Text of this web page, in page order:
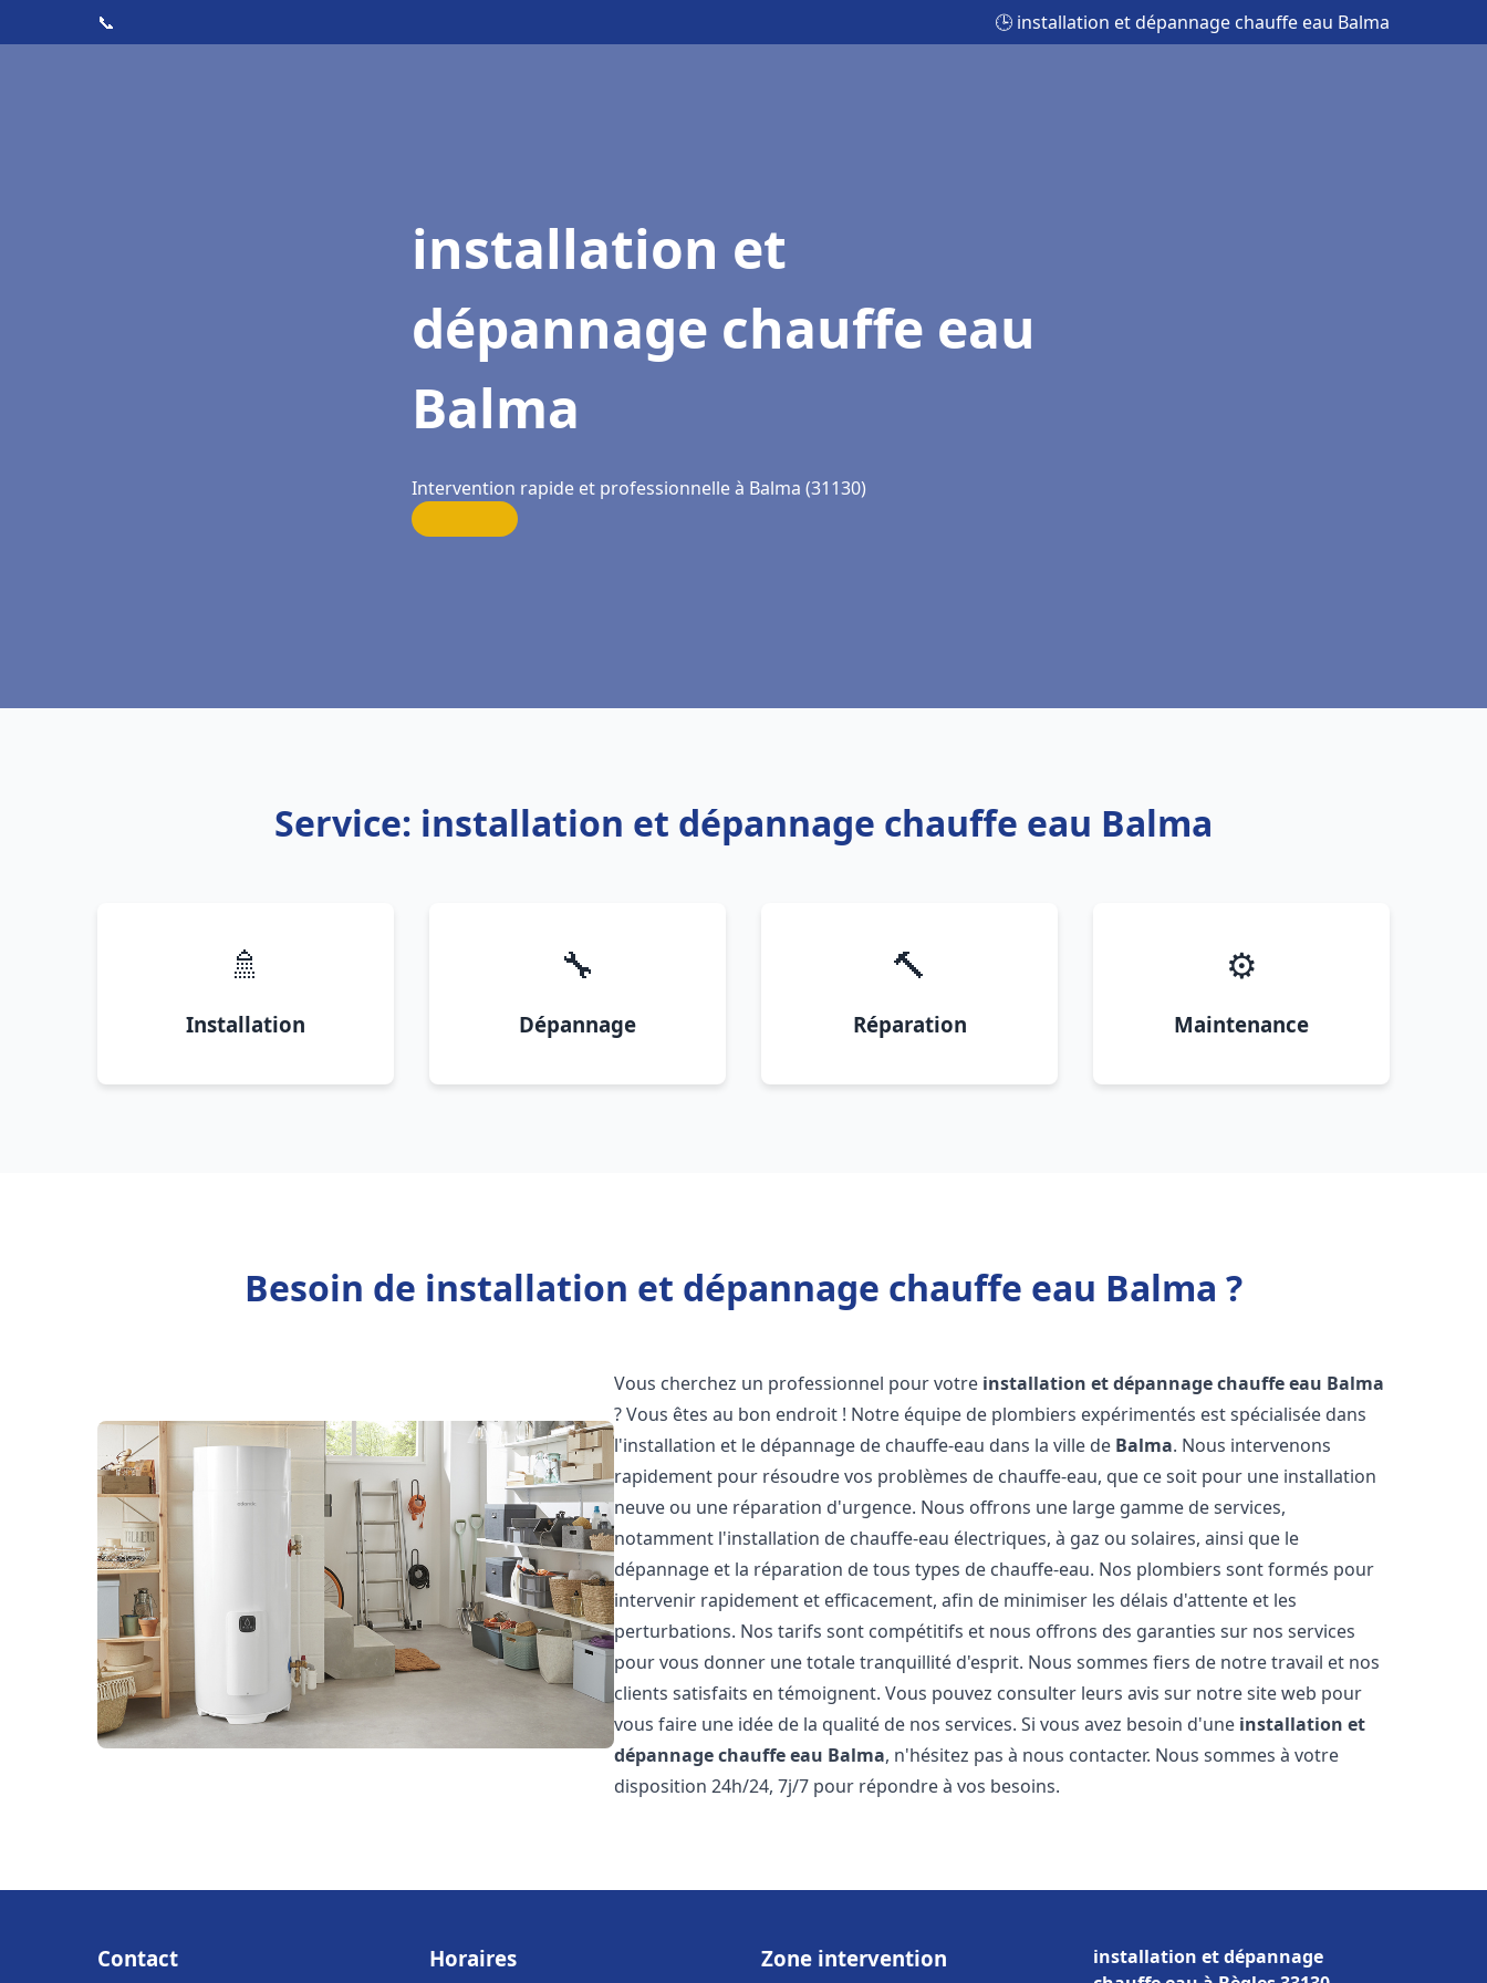
📞 🕒 installation et dépannage chauffe eau Balma
installation et
dépannage chauffe eau
Balma
Intervention rapide et professionnelle à Balma (31130)
Service: installation et dépannage chauffe eau Balma
🚿
Installation
🔧
Dépannage
🔨
Réparation
⚙️
Maintenance
Besoin de installation et dépannage chauffe eau Balma ?
Vous cherchez un professionnel pour votre installation et dépannage chauffe eau Balma
? Vous êtes au bon endroit ! Notre équipe de plombiers expérimentés est spécialisée dans
l'installation et le dépannage de chauffe-eau dans la ville de Balma. Nous intervenons
rapidement pour résoudre vos problèmes de chauffe-eau, que ce soit pour une installation
neuve ou une réparation d'urgence. Nous offrons une large gamme de services,
notamment l'installation de chauffe-eau électriques, à gaz ou solaires, ainsi que le
dépannage et la réparation de tous types de chauffe-eau. Nos plombiers sont formés pour
intervenir rapidement et efficacement, afin de minimiser les délais d'attente et les
perturbations. Nos tarifs sont compétitifs et nous offrons des garanties sur nos services
pour vous donner une totale tranquillité d'esprit. Nous sommes fiers de notre travail et nos
clients satisfaits en témoignent. Vous pouvez consulter leurs avis sur notre site web pour
vous faire une idée de la qualité de nos services. Si vous avez besoin d'une installation et
dépannage chauffe eau Balma, n'hésitez pas à nous contacter. Nous sommes à votre
disposition 24h/24, 7j/7 pour répondre à vos besoins.
Contact Horaires Zone intervention
installation et dépannage